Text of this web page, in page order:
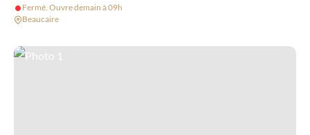
Fermé. Ouvre demain à 09h
Beaucaire
Photo 1